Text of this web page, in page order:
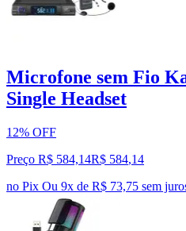
Microfone sem Fio
Single Headset
12% OFF
Preço R$ 584,14R$ 584,14
no Pix Ou 9x de R$ 73,75 sem